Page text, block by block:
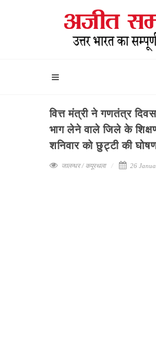
वित्त मंत्री ने गणतंत्र
भाग लेने वाले जिले के
शनिवार को छुट्टी की
जालन्धर / कपूरथला 26